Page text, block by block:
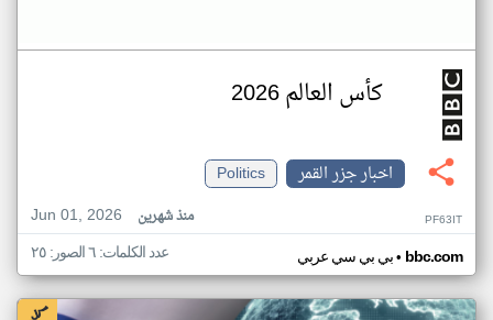
كأس العالم 2026
اخبار جزر القمر
Politics
Jun 01, 2026
منذ شهرين PF63IT
بي بي سي عربي• bbc.com عدد الكلمات: ٦ الصور: ٢٥